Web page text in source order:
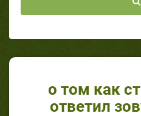
о том как
ответил